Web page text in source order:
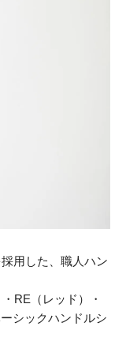
用した、職人ハン
RE（レッド）・
シックハンドルシ